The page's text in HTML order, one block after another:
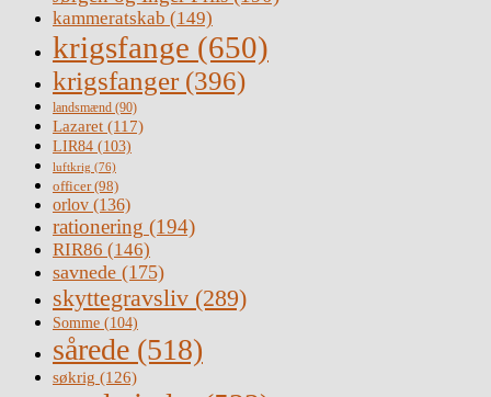
kammeratskab (149)
krigsfange (650)
krigsfanger (396)
landsmænd (90)
Lazaret (117)
LIR84 (103)
luftkrig (76)
officer(98)
orlov (136)
rationering (194)
RIR86 (146)
savnede (175)
skyttegravsliv (289)
Somme (104)
sårede (518)
søkrig (126)